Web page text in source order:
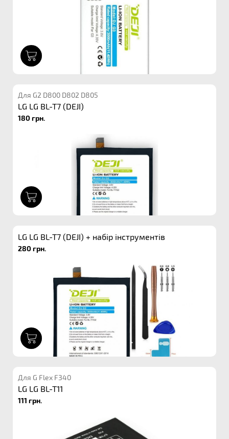
Для G2 D800 D802 D805
LG LG BL-T7 (DEJI)
180 грн.
LG LG BL-T7 (DEJI) + набір інструментів
280 грн.
Для G Flex F340
LG LG BL-T11
111 грн.